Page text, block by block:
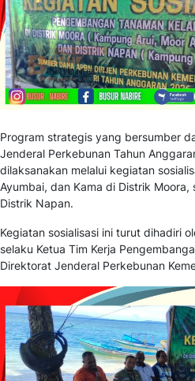
Program strategis yang bersumber
Jenderal Perkebunan Tahun
dilaksanakan melalui kegiatan
Ayumbai, dan Kama di Distrik
Distrik Napan.
Kegiatan sosialisasi ini turut dihadiri
selaku Ketua Tim Kerja
Direktorat Jenderal Perkebunan